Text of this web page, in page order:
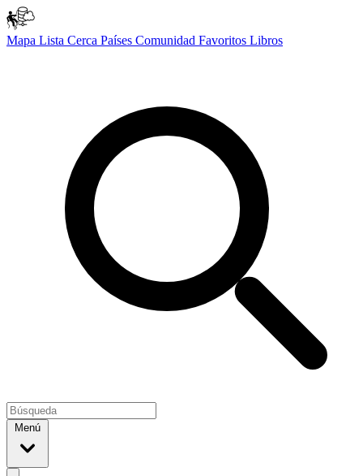
Mapa Lista Cerca Países Comunidad Favoritos Libros
Menú